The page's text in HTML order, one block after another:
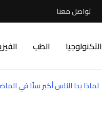
تواصل معنا
التكنولوجيا الطب
لماذا بدا الناس أكبر سنًا في